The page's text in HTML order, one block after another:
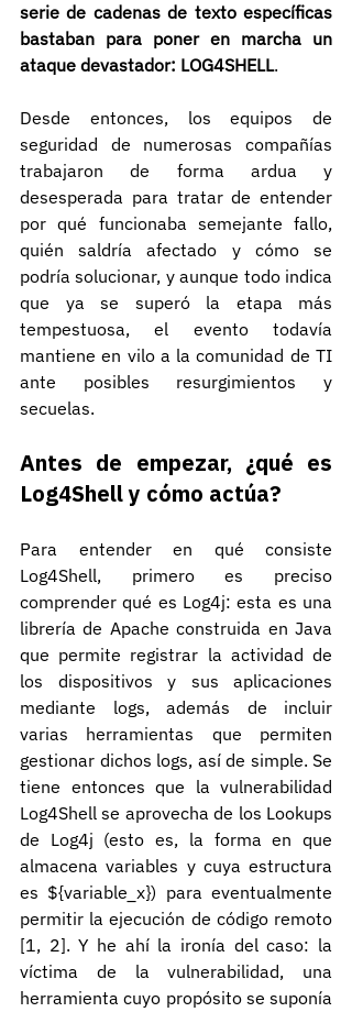
serie de cadenas de texto específicas
bastaban para poner en marcha un
ataque devastador: LOG4SHELL.
Desde entonces, los equipos de
seguridad de numerosas compañías
trabajaron de forma ardua y
desesperada para tratar de entender
por qué funcionaba semejante fallo,
quién saldría afectado y cómo se
podría solucionar, y aunque todo indica
que ya se superó la etapa más
tempestuosa, el evento todavía
mantiene en vilo a la comunidad de TI
ante posibles resurgimientos y
secuelas.
Antes de empezar, ¿qué es
Log4Shell y cómo actúa?
Para entender en qué consiste
Log4Shell, primero es preciso
comprender qué es Log4j: esta es una
librería de Apache construida en Java
que permite registrar la actividad de
los dispositivos y sus aplicaciones
mediante logs, además de incluir
varias herramientas que permiten
gestionar dichos logs, así de simple. Se
tiene entonces que la vulnerabilidad
Log4Shell se aprovecha de los Lookups
de Log4j (esto es, la forma en que
almacena variables y cuya estructura
es ${variable_x}) para eventualmente
permitir la ejecución de código remoto
[1, 2]. Y he ahí la ironía del caso: la
víctima de la vulnerabilidad, una
herramienta cuyo propósito se suponía